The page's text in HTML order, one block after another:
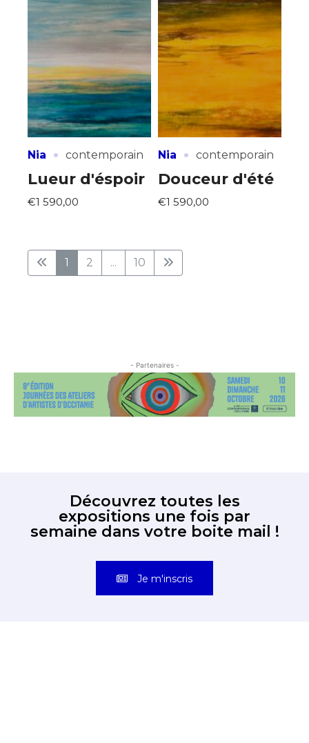
Nia · contemporain
Lueur d'éspoir
€1 590,00
Nia · contemporain
Douceur d'été
€1 590,00
1 2 ... 10
- Partenaires -
Découvrez toutes les
expositions une fois par
semaine dans votre boite mail !